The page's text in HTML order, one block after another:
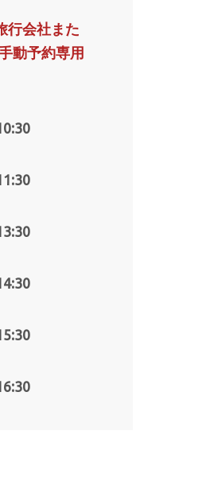
行会社また
動予約専用